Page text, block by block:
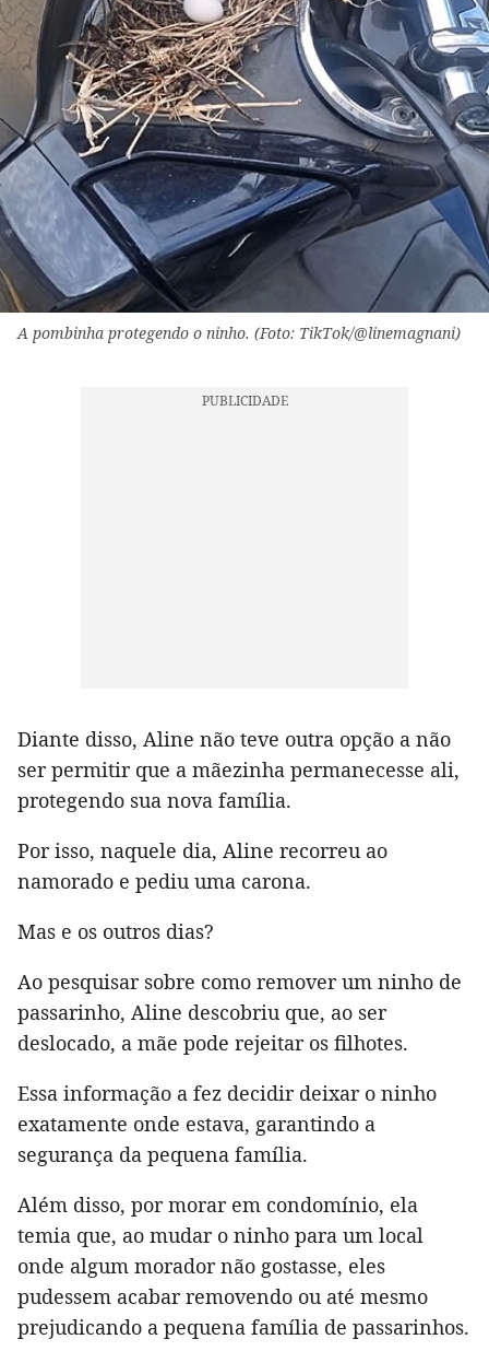
A pombinha protegendo o ninho. (Foto: TikTok/@linemagnani)
Diante disso, Aline não teve outra opção a não
ser permitir que a mãezinha permanecesse ali,
protegendo sua nova família.
Por isso, naquele dia, Aline recorreu ao
namorado e pediu uma carona.
Mas e os outros dias?
Ao pesquisar sobre como remover um ninho de
passarinho, Aline descobriu que, ao ser
deslocado, a mãe pode rejeitar os filhotes.
Essa informação a fez decidir deixar o ninho
exatamente onde estava, garantindo a
segurança da pequena família.
Além disso, por morar em condomínio, ela
temia que, ao mudar o ninho para um local
onde algum morador não gostasse, eles
pudessem acabar removendo ou até mesmo
prejudicando a pequena família de passarinhos.